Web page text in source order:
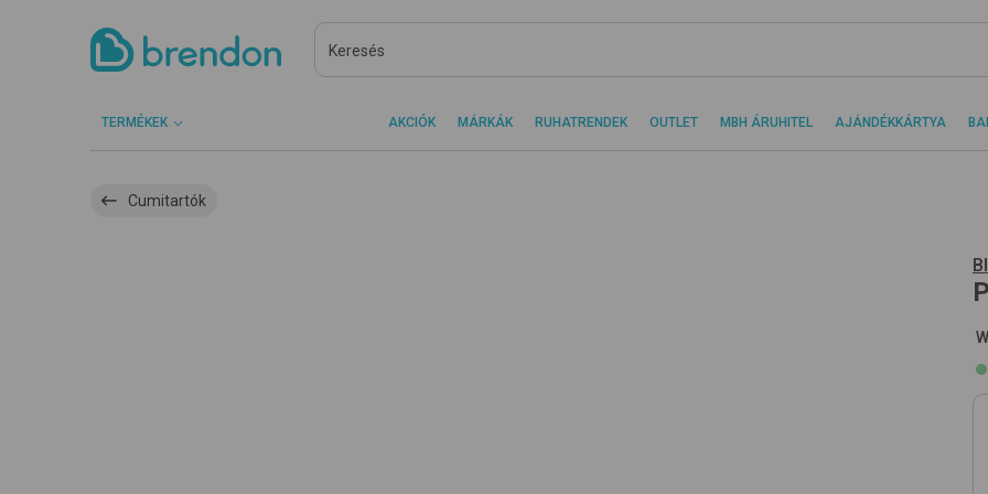
TERMÉKEK AKCIÓK MÁRKÁK RUHATRENDEK OUTLET MBH ÁRUHITEL AJÁNDÉKKÁRTYA
Cumitartók